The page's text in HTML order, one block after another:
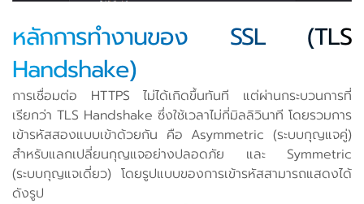
หลักการทำงานของ SSL (TLS
Handshake)
การเชื่อมต่อ HTTPS ไม่ได้เกิดขึ้นทันที แต่ผ่านกระบวนการที่
เรียกว่า TLS Handshake ซึ่งใช้เวลาไม่กี่มิลลิวินาที โดยรวมการ
เข้ารหัสสองแบบเข้าด้วยกัน คือ Asymmetric (ระบบกุญแจคู่)
สำหรับแลกเปลี่ยนกุญแจอย่างปลอดภัย และ Symmetric
(ระบบกุญแจเดี่ยว) โดยรูปแบบของการเข้ารหัสสามารถแสดงได้
ดังรูป